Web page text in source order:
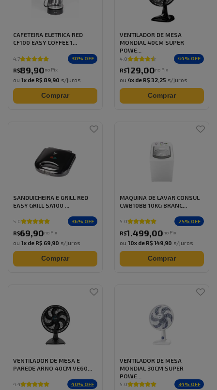
CAFETEIRA ELETRICA RED
CF100 EASY COFFEE 1...
4.7 30% OFF
R$89,90no Pix
ou 1x de R$ 89,90 s/juros
Comprar
VENTILADOR DE MESA
MONDIAL 40CM SUPER
POWE...
4.0 44% OFF
R$129,00no Pix
ou 4x de R$ 32,25 s/juros
Comprar
SANDUICHEIRA E GRILL RED
EASY GRILL SA100 ...
5.0 36% OFF
R$69,90no Pix
ou 1x de R$ 69,90 s/juros
Comprar
MAQUINA DE LAVAR CONSUL
CWB10BB 10KG BRANC...
5.0 25% OFF
R$1.499,00no Pix
ou 10x de R$ 149,90 s/juros
Comprar
VENTILADOR DE MESA E
PAREDE ARNO 40CM VE60...
4.4 40% OFF
VENTILADOR DE MESA
MONDIAL 30CM SUPER
POWE...
5.0 34% OFF